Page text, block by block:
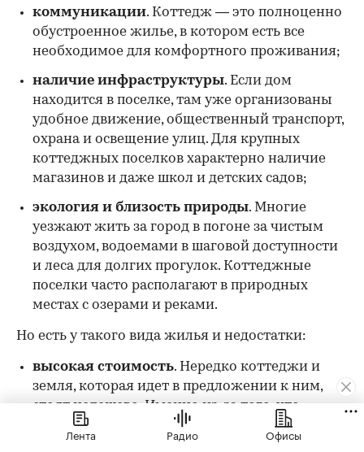
коммуникации. Коттедж — это полноценно
обустроенное жилье, в котором есть все
необходимое для комфортного проживания;
наличие инфраструктуры. Если дом
находится в поселке, там уже организованы
удобное движение, общественный транспорт,
охрана и освещение улиц. Для крупных
коттеджных поселков характерно наличие
магазинов и даже школ и детских садов;
экология и близость природы. Многие
уезжают жить за город в погоне за чистым
воздухом, водоемами в шаговой доступности
и леса для долгих прогулок. Коттеджные
поселки часто располагают в природных
местах с озерами и реками.
Но есть у такого вида жилья и недостатки:
высокая стоимость. Нередко коттеджи и
земля, которая идет в предложении к ним,
стоят недешево. Именно из-за того, что
застройщик готов сделать проект под ключ,
порой даже с чистовой отделкой. Будущему
Лента Радио Офисы